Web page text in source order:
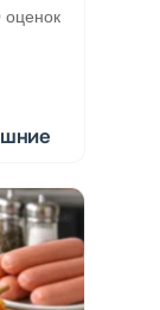
оценок